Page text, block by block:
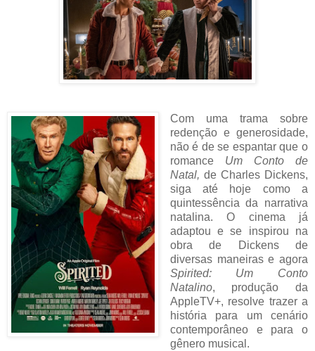
Com uma trama sobre
redenção e generosidade,
não é de se espantar que o
romance Um Conto de
Natal, de Charles Dickens,
siga até hoje como a
quintessência da narrativa
natalina. O cinema já
adaptou e se inspirou na
obra de Dickens de
diversas maneiras e agora
Spirited: Um Conto
Natalino, produção da
AppleTV+, resolve trazer a
história para um cenário
contemporâneo e para o
gênero musical.